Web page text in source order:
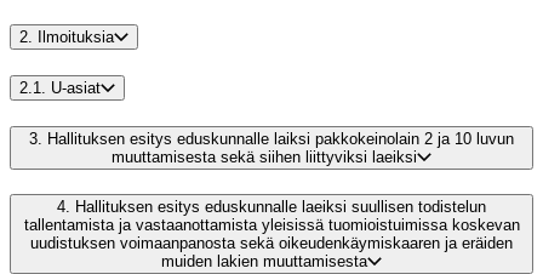
2. Ilmoituksia
2.1. U-asiat
3. Hallituksen esitys eduskunnalle laiksi pakkokeinolain 2 ja 10 luvun
muuttamisesta sekä siihen liittyviksi laeiksi
4. Hallituksen esitys eduskunnalle laeiksi suullisen todistelun
tallentamista ja vastaanottamista yleisissä tuomioistuimissa koskevan
uudistuksen voimaanpanosta sekä oikeudenkäymiskaaren ja eräiden
muiden lakien muuttamisesta